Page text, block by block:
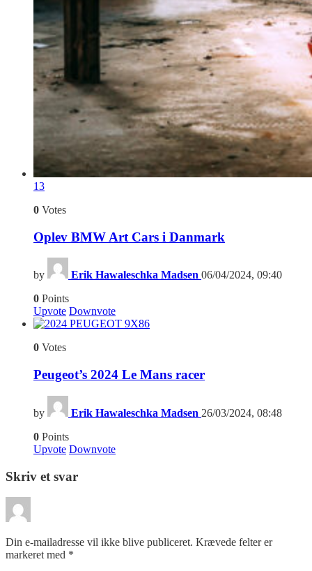
13
0 Votes
Oplev BMW Art Cars i Danmark
by Erik Hawaleschka Madsen 06/04/2024, 09:40
0 Points
Upvote Downvote
6
0 Votes
Peugeot’s 2024 Le Mans racer
by Erik Hawaleschka Madsen 26/03/2024, 08:48
0 Points
Upvote Downvote
Skriv et svar
Din e-mailadresse vil ikke blive publiceret. Krævede felter er
markeret med *